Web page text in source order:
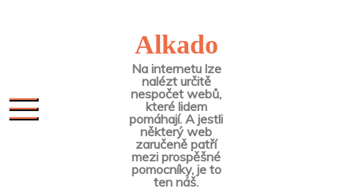
Alkado
Na internetu lze
nalézt určitě
nespočet webů,
které lidem
pomáhají. A jestli
některý web
zaručeně patří
mezi prospěšné
pomocníky, je to
ten náš.